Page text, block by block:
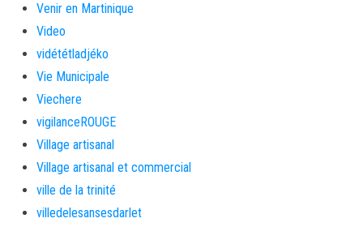
Venir en Martinique
Video
vidététladjéko
Vie Municipale
Viechere
vigilanceROUGE
Village artisanal
Village artisanal et commercial
ville de la trinité
villedelesansesdarlet